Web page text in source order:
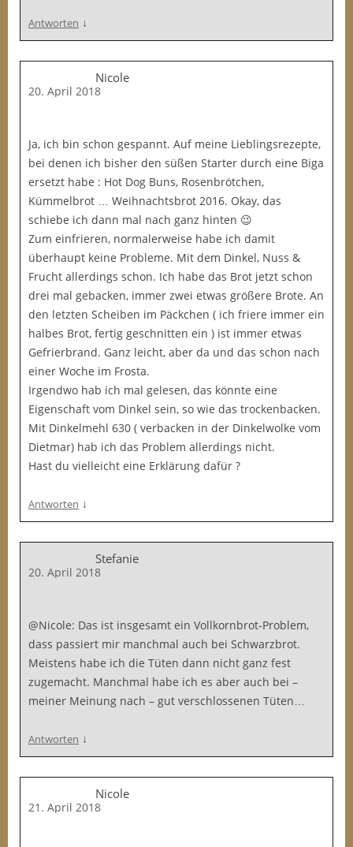
Antworten ↓
Nicole
20. April 2018
Ja, ich bin schon gespannt. Auf meine Lieblingsrezepte,
bei denen ich bisher den süßen Starter durch eine Biga
ersetzt habe : Hot Dog Buns, Rosenbrötchen,
Kümmelbrot … Weihnachtsbrot 2016. Okay, das
schiebe ich dann mal nach ganz hinten 😉
Zum einfrieren, normalerweise habe ich damit
überhaupt keine Probleme. Mit dem Dinkel, Nuss &
Frucht allerdings schon. Ich habe das Brot jetzt schon
drei mal gebacken, immer zwei etwas größere Brote. An
den letzten Scheiben im Päckchen ( ich friere immer ein
halbes Brot, fertig geschnitten ein ) ist immer etwas
Gefrierbrand. Ganz leicht, aber da und das schon nach
einer Woche im Frosta.
Irgendwo hab ich mal gelesen, das könnte eine
Eigenschaft vom Dinkel sein, so wie das trockenbacken.
Mit Dinkelmehl 630 ( verbacken in der Dinkelwolke vom
Dietmar) hab ich das Problem allerdings nicht.
Hast du vielleicht eine Erklärung dafür ?
Antworten ↓
Stefanie
20. April 2018
@Nicole: Das ist insgesamt ein Vollkornbrot-Problem,
dass passiert mir manchmal auch bei Schwarzbrot.
Meistens habe ich die Tüten dann nicht ganz fest
zugemacht. Manchmal habe ich es aber auch bei –
meiner Meinung nach – gut verschlossenen Tüten…
Antworten ↓
Nicole
21. April 2018